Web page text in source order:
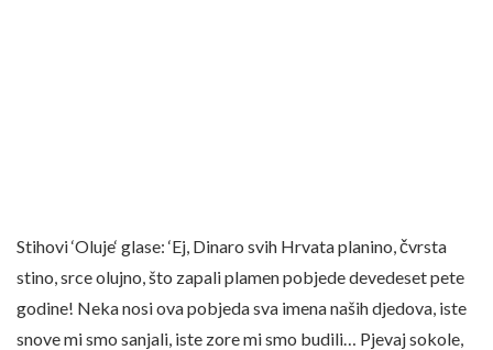
Stihovi ‘Oluje‘ glase: ‘Ej, Dinaro svih Hrvata planino, čvrsta
stino, srce olujno, što zapali plamen pobjede devedeset pete
godine! Neka nosi ova pobjeda sva imena naših djedova, iste
snove mi smo sanjali, iste zore mi smo budili… Pjevaj sokole,